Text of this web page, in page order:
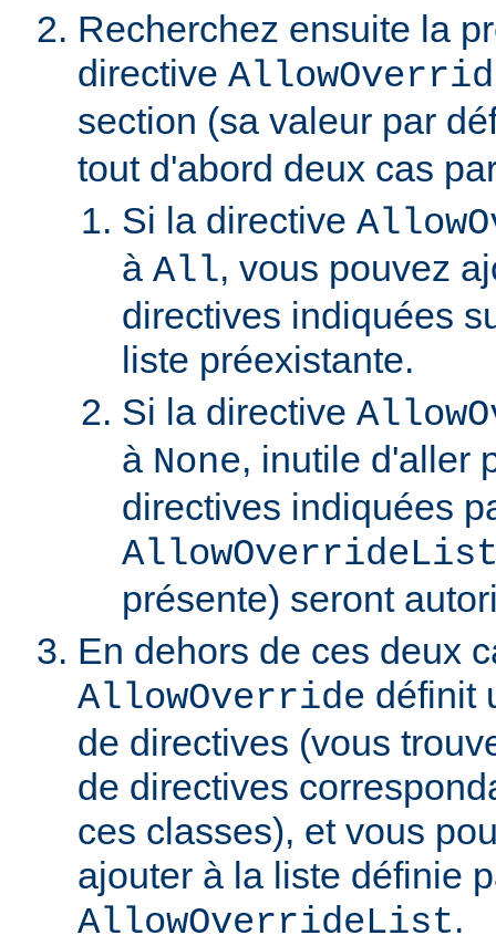
Recherchez ensuite la
directive
section (sa valeur par
tout d'abord deux cas
Si la directive
à All, vous pouvez
directives indiquées
liste préexistante.
Si la directive
à None, inutile d'aller
directives indiquées
présente) seront
En dehors de ces deux
AllowOverride définit
de directives (vous
de directives
ces classes), et vous
ajouter à la liste définie
AllowOverrideList.